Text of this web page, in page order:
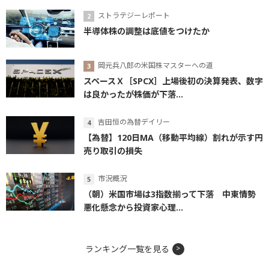
ストラテジーレポート
半導体株の調整は底値をつけたか
岡元兵八郎の米国株マスターへの道
スペースＸ［SPCX］上場後初の決算発表、数字
は良かったが株価が下落...
吉田恒の為替デイリー
【為替】120日MA（移動平均線）割れが示す円
売り取引の損失
市況概況
（朝）米国市場は3指数揃って下落 中東情勢
悪化懸念から投資家心理...
ランキング一覧を見る